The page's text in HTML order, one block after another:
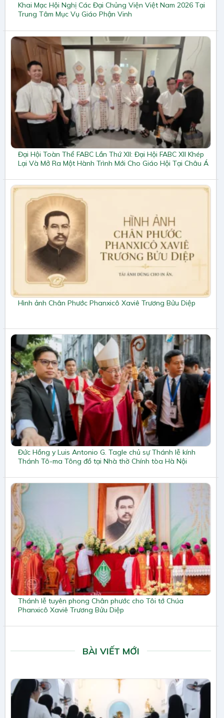
Khai Mạc Hội Nghị Các Đại Chủng Viện Việt Nam 2026 Tại
Trung Tâm Mục Vụ Giáo Phận Vinh
Đại Hội Toàn Thể FABC Lần Thứ XII: Đại Hội FABC XII Khép
Lại Và Mở Ra Một Hành Trình Mới Cho Giáo Hội Tại Châu Á
Hình ảnh Chân Phước Phanxicô Xaviê Trương Bửu Diệp
Đức Hồng y Luis Antonio G. Tagle chủ sự Thánh lễ kính
Thánh Tô-ma Tông đồ tại Nhà thờ Chính tòa Hà Nội
Thánh lễ tuyên phong Chân phước cho Tôi tớ Chúa
Phanxicô Xaviê Trương Bửu Diệp
BÀI VIẾT MỚI